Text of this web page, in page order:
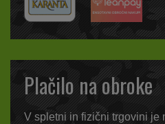
Plačilo na obroke
V spletni in fizični trgovini je